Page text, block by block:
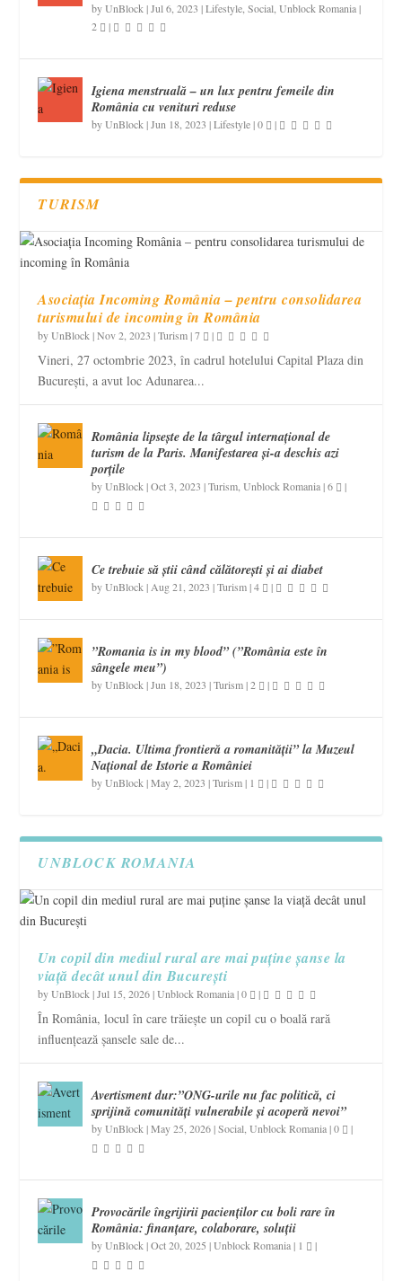
byUnBlock |Jul 6, 2023 |Lifestyle ,Social ,Unblock Romania|
2
|
Igiena menstruală – un lux pentru femeile din
România cu venituri reduse
byUnBlock |Jun 18, 2023 |Lifestyle|0 |
TURISM
Asociația Incoming România – pentru consolidarea
turismului de incoming în România
byUnBlock |Nov 2, 2023 |Turism|7 |
Vineri, 27 octombrie 2023, în cadrul hotelului Capital Plaza din
București, a avut loc Adunarea...
România lipsește de la târgul internațional de
turism de la Paris. Manifestarea și-a deschis azi
porțile
byUnBlock |Oct 3, 2023 |Turism ,Unblock Romania|6 |
Ce trebuie să știi când călătorești și ai diabet
byUnBlock | Aug 21, 2023 |Turism|4 |
”Romania is in my blood” (”România este în
sângele meu”)
byUnBlock |Jun 18, 2023 |Turism|2 |
„Dacia. Ultima frontieră a romanității” la Muzeul
Național de Istorie a României
byUnBlock |May 2, 2023 |Turism| 1 |
UNBLOCK ROMANIA
Un copil din mediul rural are mai puține șanse la
viață decât unul din București
byUnBlock |Jul 15, 2026|Unblock Romania|0 |
În România, locul în care trăiește un copil cu o boală rară
influențează șansele sale de...
Avertisment dur:”ONG-urile nu fac politică, ci
sprijină comunități vulnerabile și acoperă nevoi”
byUnBlock |May 25, 2026|Social ,Unblock Romania|0 |
Provocările îngrijirii pacienților cu boli rare în
România: finanțare, colaborare, soluții
byUnBlock |Oct 20, 2025 |Unblock Romania| 1 |